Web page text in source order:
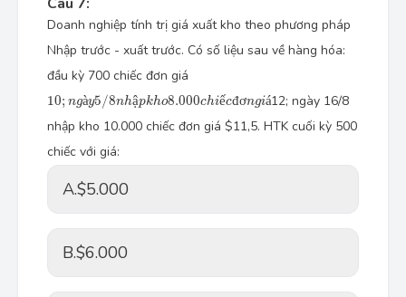
Doanh nghiệp tính trị giá xuất kho theo phương pháp
Nhập trước - xuất trước. Có số liệu sau về hàng hóa:
đầu kỳ 700 chiếc đơn giá
10; ngày5/8nhậpkho8.000chiếcđơngiá
10 à y5 /8 h ậ k h 8.000 ch iế đ iá12; ngày 16/8
nhập kho 10.000 chiếc đơn giá $11,5. HTK cuối kỳ 500
chiếc với giá:
A.$5.000
B.$6.000